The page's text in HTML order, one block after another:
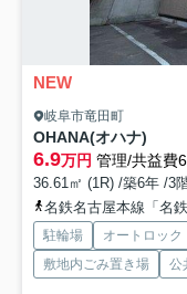
NEW
岐阜市竜田町
OHANA(オハナ)
6.9万円 管理/共益費
36.61㎡ (1R) /築6年 /3
名鉄名古屋本線「名
駐輪場 オートロック
敷地内ごみ置き場
公